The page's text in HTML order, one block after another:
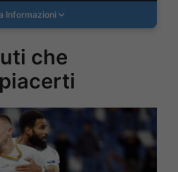
Informazioni
che